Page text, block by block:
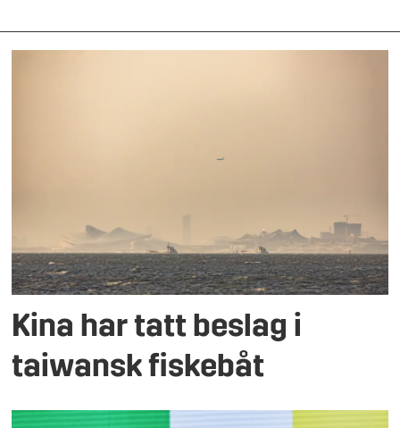
Kina har tatt beslag i
taiwansk fiskebåt